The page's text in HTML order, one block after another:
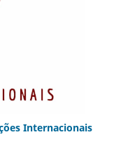
Internacionais